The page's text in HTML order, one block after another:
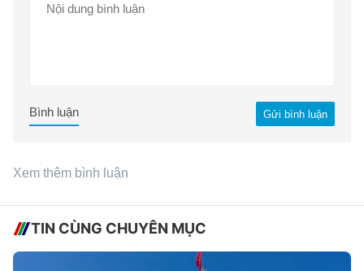
Gửi bình luận
Bình luận
Xem thêm bình luận
TIN CÙNG CHUYÊN MỤC